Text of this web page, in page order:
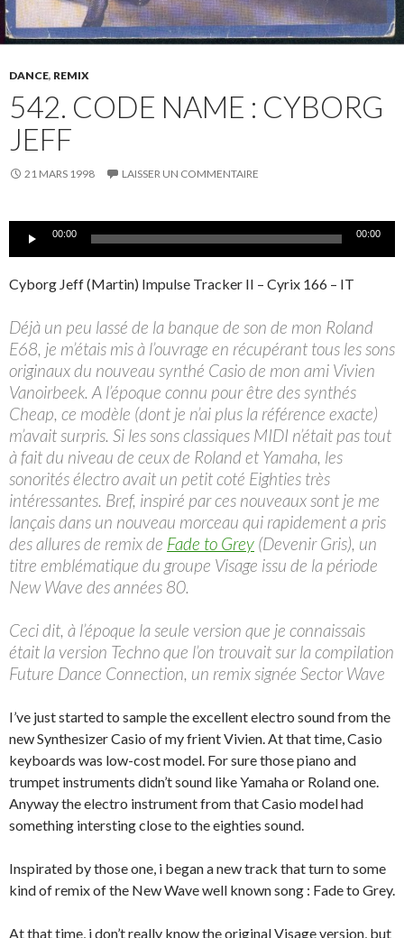
DANCE, REMIX
542. CODE NAME : CYBORG
JEFF
21 MARS 1998 LAISSER UN COMMENTAIRE
Lecteur00:00 00:00
Cyborg Jeff (Martin) Impulse Tracker II – Cyrix 166 – IT
Déjà un peu lassé de la banque de son de mon Roland
E68, je m’étais mis à l’ouvrage en récupérant tous les sons
originaux du nouveau synthé Casio de mon ami Vivien
Vanoirbeek. A l’époque connu pour être des synthés
Cheap, ce modèle (dont je n’ai plus la référence exacte)
m’avait surpris. Si les sons classiques MIDI n’était pas tout
à fait du niveau de ceux de Roland et Yamaha, les
sonorités électro avait un petit coté Eighties très
intéressantes. Bref, inspiré par ces nouveaux sont je me
lançais dans un nouveau morceau qui rapidement a pris
des allures de remix de Fade to Grey (Devenir Gris), un
titre emblématique du groupe Visage issu de la période
New Wave des années 80.
Ceci dit, à l’époque la seule version que je connaissais
était la version Techno que l’on trouvait sur la compilation
Future Dance Connection, un remix signée Sector Wave
I’ve just started to sample the excellent electro sound from the
new Synthesizer Casio of my frient Vivien. At that time, Casio
keyboards was low-cost model. For sure those piano and
trumpet instruments didn’t sound like Yamaha or Roland one.
Anyway the electro instrument from that Casio model had
something intersting close to the eighties sound.
Inspirated by those one, i began a new track that turn to some
kind of remix of the New Wave well known song : Fade to Grey.
At that time, i don’t really know the original Visage version, but